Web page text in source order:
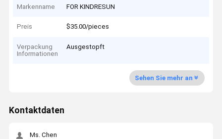
Markenname FOR KINDRESUN
Preis $35.00/pieces
Verpackung
Informationen
Ausgestopft
Sehen Sie mehr an
Kontaktdaten
Ms. Chen